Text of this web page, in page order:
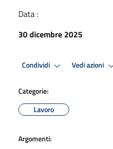
Data :
30 dicembre 2025
Condividi Vedi azioni
Categorie:
Lavoro
Argomenti: